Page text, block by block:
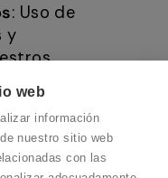
web
información
nuestro sitio web
con las
: Uso de
y
: Productos
el consumo
: Embalajes y